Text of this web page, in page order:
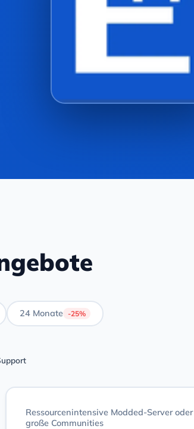
24 Monate -25%
Ressourcenintensive Modded-Server oder
große Communities